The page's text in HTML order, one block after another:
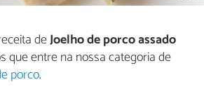
deJoelho de porco assado
que entre na nossa categoria de
porco.